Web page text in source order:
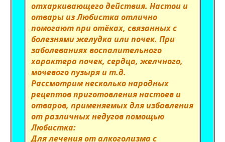
отхаркивающего действия. Настои и
отвары из Любистка отлично
помогают при отёках, связанных с
болезнями желудка или почек. При
заболеваниях воспалительного
характера почек, сердца, желчного,
мочевого пузыря и т.д.
Рассмотрим несколько народных
рецептов приготовления настоев и
отваров, применяемых для избавления
от различных недугов помощью
Любистка:
Для лечения от алкоголизма с